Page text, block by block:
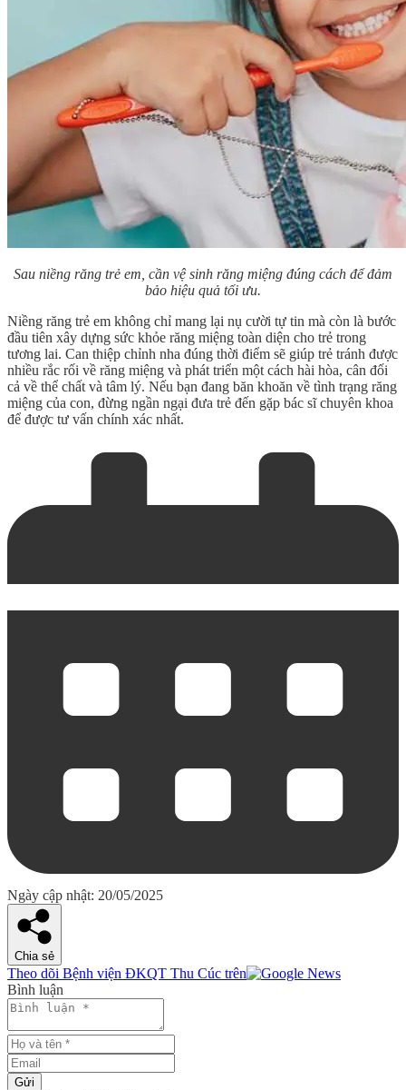
Sau niềng răng trẻ em, cần vệ sinh răng miệng đúng cách để đảm
bảo hiệu quả tối ưu.
Niềng răng trẻ em không chỉ mang lại nụ cười tự tin mà còn là bước
đầu tiên xây dựng sức khỏe răng miệng toàn diện cho trẻ trong
tương lai. Can thiệp chỉnh nha đúng thời điểm sẽ giúp trẻ tránh được
nhiều rắc rối về răng miệng và phát triển một cách hài hòa, cân đối
cả về thể chất và tâm lý. Nếu bạn đang băn khoăn về tình trạng răng
miệng của con, đừng ngần ngại đưa trẻ đến gặp bác sĩ chuyên khoa
để được tư vấn chính xác nhất.
Ngày cập nhật: 20/05/2025
Chia sẻ
Theo dõi Bệnh viện ĐKQT Thu Cúc trên
Bình luận
Gửi